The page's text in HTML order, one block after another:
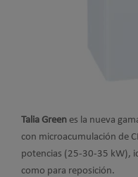
Talia Green es la nueva
con microacumulación de
potencias (25-30-35 kW),
como para reposición.